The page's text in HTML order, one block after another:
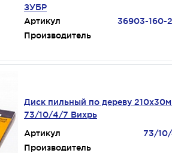
ЗУБР
Артикул
36903-160-
Производитель
Диск пильный по дереву
73/10/4/7 Вихрь
Артикул
73/
Производитель